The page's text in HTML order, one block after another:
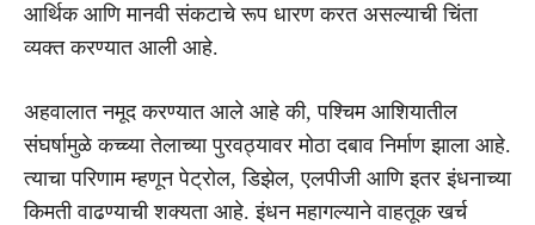
आर्थिक आणि मानवी संकटाचे रूप धारण करत असल्याची चिंता
व्यक्त करण्यात आली आहे.
अहवालात नमूद करण्यात आले आहे की, पश्चिम आशियातील
संघर्षामुळे कच्च्या तेलाच्या पुरवठ्यावर मोठा दबाव निर्माण झाला आहे.
त्याचा परिणाम म्हणून पेट्रोल, डिझेल, एलपीजी आणि इतर इंधनाच्या
किमती वाढण्याची शक्यता आहे. इंधन महागल्याने वाहतूक खर्च